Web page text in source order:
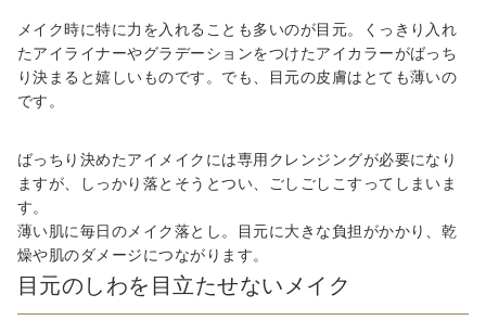
メイク時に特に力を入れることも多いのが目元。くっきり入れ
たアイライナーやグラデーションをつけたアイカラーがばっち
り決まると嬉しいものです。でも、目元の皮膚はとても薄いの
です。
ばっちり決めたアイメイクには専用クレンジングが必要になり
ますが、しっかり落とそうとつい、ごしごしこすってしまいま
す。
薄い肌に毎日のメイク落とし。目元に大きな負担がかかり、乾
燥や肌のダメージにつながります。
目元のしわを目立たせないメイク